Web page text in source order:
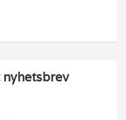
nyhetsbrev